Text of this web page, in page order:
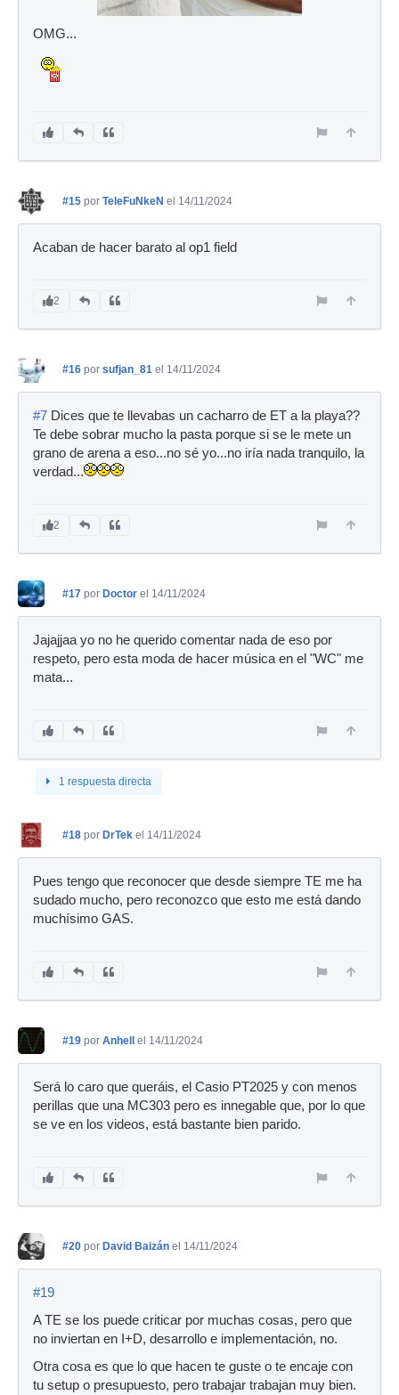
OMG...
#15 por TeleFuNkeN el 14/11/2024
Acaban de hacer barato al op1 field
2
#16 por sufjan_81 el 14/11/2024
#7 Dices que te llevabas un cacharro de ET a la playa??
Te debe sobrar mucho la pasta porque si se le mete un
grano de arena a eso...no sé yo...no iría nada tranquilo, la
verdad...
2
#17 por Doctor el 14/11/2024
Jajajjaa yo no he querido comentar nada de eso por
respeto, pero esta moda de hacer música en el "WC" me
mata...
1 respuesta directa
#18 por DrTek el 14/11/2024
Pues tengo que reconocer que desde siempre TE me ha
sudado mucho, pero reconozco que esto me está dando
muchísimo GAS.
#19 por Anhell el 14/11/2024
Será lo caro que queráis, el Casio PT2025 y con menos
perillas que una MC303 pero es innegable que, por lo que
se ve en los videos, está bastante bien parido.
#20 por David Baizán el 14/11/2024
#19
A TE se los puede criticar por muchas cosas, pero que
no inviertan en I+D, desarrollo e implementación, no.
Otra cosa es que lo que hacen te guste o te encaje con
tu setup o presupuesto, pero trabajar trabajan muy bien.